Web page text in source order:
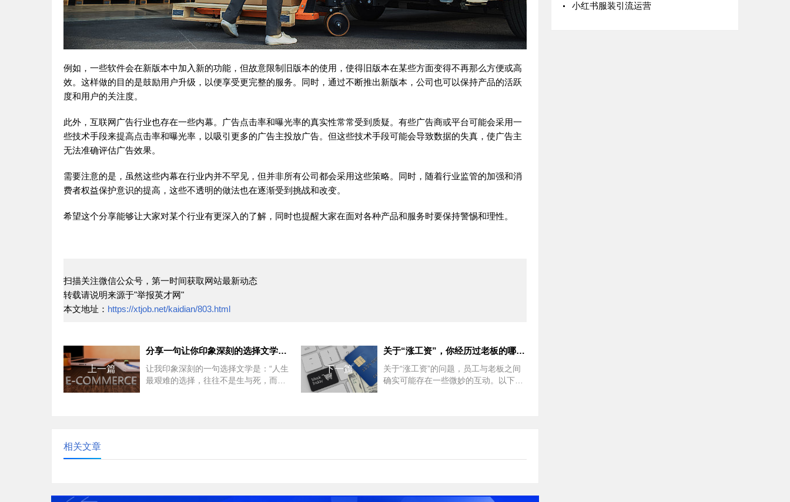
例如，一些软件会在新版本中加入新的功能，但故意限制旧版本的使用，使得旧版本在某些方面变得不再那么方便或高
效。这样做的目的是鼓励用户升级，以便享受更完整的服务。同时，通过不断推出新版本，公司也可以保持产品的活跃
度和用户的关注度。
此外，互联网广告行业也存在一些内幕。广告点击率和曝光率的真实性常常受到质疑。有些广告商或平台可能会采用一
些技术手段来提高点击率和曝光率，以吸引更多的广告主投放广告。但这些技术手段可能会导致数据的失真，使广告主
无法准确评估广告效果。
需要注意的是，虽然这些内幕在行业内并不罕见，但并非所有公司都会采用这些策略。同时，随着行业监管的加强和消
费者权益保护意识的提高，这些不透明的做法也在逐渐受到挑战和改变。
希望这个分享能够让大家对某个行业有更深入的了解，同时也提醒大家在面对各种产品和服务时要保持警惕和理性。
扫描关注微信公众号，第一时间获取网站最新动态
转载请说明来源于"举报英才网"
本文地址： https://xtjob.net/kaidian/803.html
上一篇
分享一句让你印象深刻的选择文学吧~
让我印象深刻的一句选择文学是：“人生
最艰难的选择，往往不是生与死，而是
下一篇
关于“涨工资”，你经历过老板的哪些套路？
关于“涨工资”的问题，员工与老板之间
确实可能存在一些微妙的互动。以下是
相关文章
小红书服装引流运营